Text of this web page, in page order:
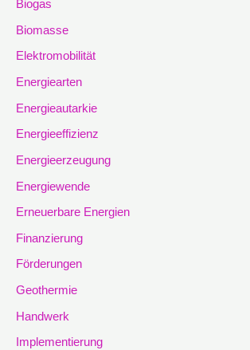
Biogas
Biomasse
Elektromobilität
Energiearten
Energieautarkie
Energieeffizienz
Energieerzeugung
Energiewende
Erneuerbare Energien
Finanzierung
Förderungen
Geothermie
Handwerk
Implementierung